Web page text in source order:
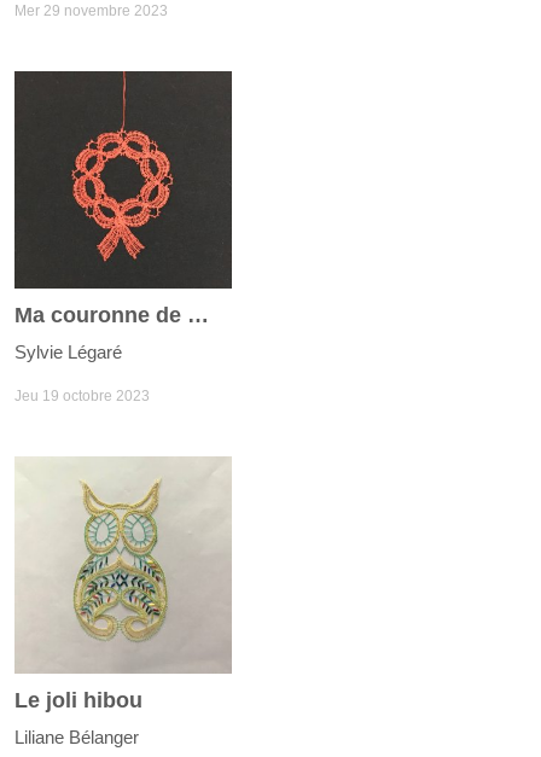
Mer 29 novembre 2023
Ma couronne de Noël
Sylvie Légaré
Jeu 19 octobre 2023
Le joli hibou
Liliane Bélanger